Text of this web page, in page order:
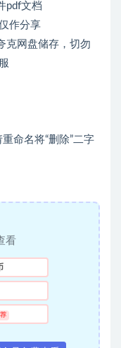
pdf文档
作分享
克网盘储存，切勿
命名将“删除”二字
看